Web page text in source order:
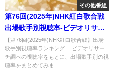
その他番組
第76回(2025年)NHK紅白歌合戦
出場歌手別視聴率-ビデオリサー
チ調べ-
【第76回(2025年)NHK紅白歌合戦】出場
歌手別視聴率ランキング ビデオリサー
チ調べの視聴率をもとに、出場歌手別の視
聴率をまとめてみま...